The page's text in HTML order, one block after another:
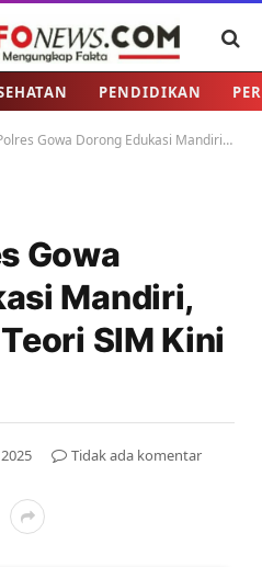
PENDIDIKAN
Dorong Edukasi Mandiri, E-Book Soal Teori SIM Kini Gratis
Gowa
Mandiri,
SIM Kini
Tidak ada komentar